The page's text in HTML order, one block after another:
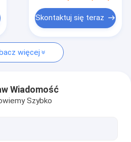
Skontaktuj się teraz
więcej
Wiadomość
Szybko